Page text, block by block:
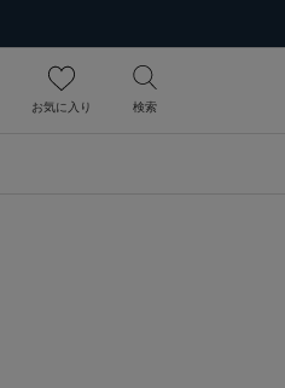
お気に入り 検索